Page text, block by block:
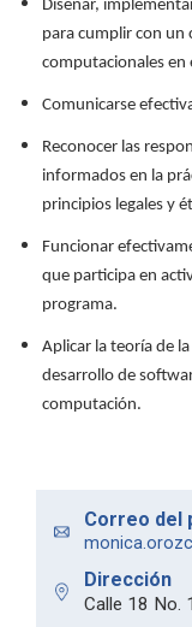
Diseñar,
para cumplir con
computacionales en
Comunicarse
Reconocer las
informados en la
principios legales y
Funcionar
que participa en
programa.
Aplicar la teoría de
desarrollo de
computación.
Correo del
Dirección
Calle 18 No.